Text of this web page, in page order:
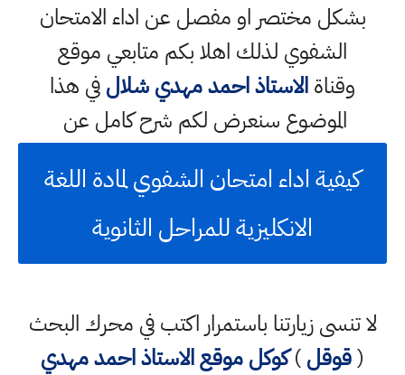
بشكل مختصر او مفصل عن اداء الامتحان
الشفوي لذلك اهلا بكم متابعي موقع
وقناةالاستاذ احمد مهدي شلالفي هذا
الموضوع سنعرض لكم شرح كامل عن
كيفية اداء امتحان الشفوي لمادة اللغة
الانكليزية للمراحل الثانوية
لا تنسى زيارتنا باستمرار اكتب في محرك البحث
(قوقل)كوكلموقع الاستاذ احمد مهدي